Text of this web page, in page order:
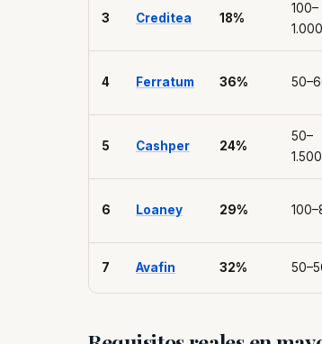
3 Creditea 18%
100–
4 Ferratum 36%
5 Cashper 24%
50–
6 Loaney 29%
7 Avafin 32%